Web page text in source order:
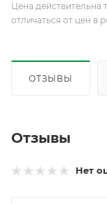
Цена действительна
отличаться от цен в
ОТЗЫВЫ
Отзывы
Нет